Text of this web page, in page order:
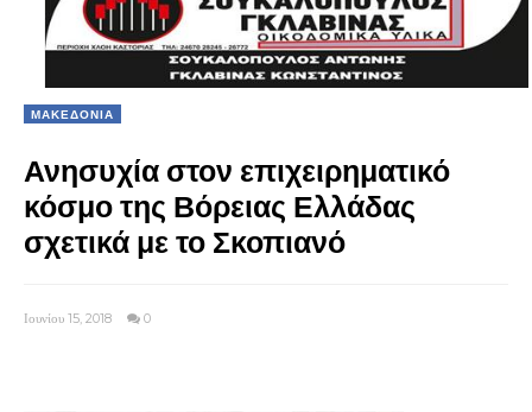
ΜΑΚΕΔΟΝΙΑ
Ανησυχία στον επιχειρηματικό
κόσμο της Βόρειας Ελλάδας
σχετικά με το Σκοπιανό
Ιουνίου 15, 2018 0